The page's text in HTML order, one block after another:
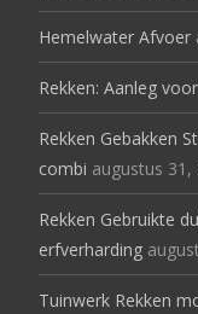
Hemelwater Afvoer
Rekken: Aanleg
Rekken Gebakken
combi augustus 31,
Rekken Gebruikte
erfverharding
Tuinwerk Rekken